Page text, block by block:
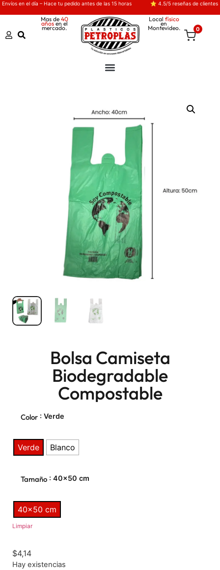
Envíos en el día – Hace tu pedido antes de las 15 horas ⭐ 4.5/5 reseñas de clientes
Mas de 40
añosen el
mercado.
Local físico
en
Montevideo. 0
Bolsa Camiseta
Biodegradable
Compostable
Color : Verde
Verde Blanco
Tamaño : 40x50 cm
40x50 cm
Limpiar
$4,14
Hay existencias